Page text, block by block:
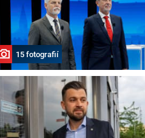
15 fotografií